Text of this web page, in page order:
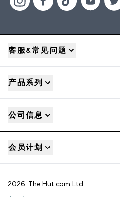
客服&常见问题
产品系列
公司信息
会员计划
2026 The Hut.com Ltd